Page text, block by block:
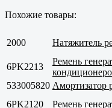
Похожие товары:
2000 Натяжитель
6PK2213
Ремень
533005820 Амортизатор
6PK2120
Ремень